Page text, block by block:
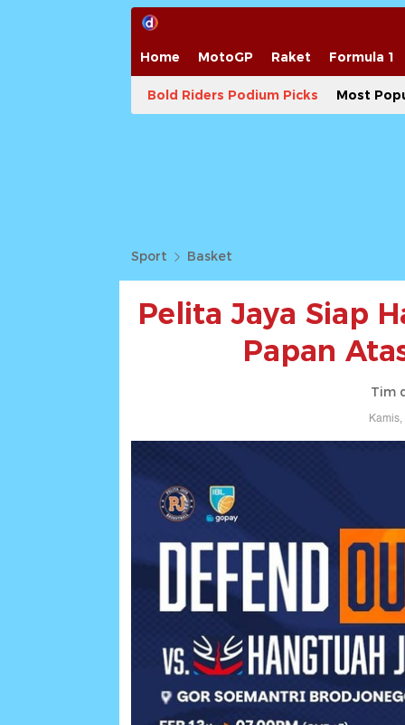
Home MotoGP Raket Formula 1
Bold Riders Podium Picks Most
Sport Basket
Pelita Jaya Siap
Papan
Tim